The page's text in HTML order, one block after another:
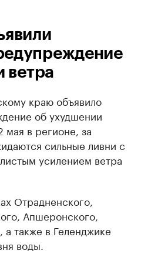
ветра
краю объявило
об ухудшении
в регионе, за
сильные ливни с
усилением ветра
Отрадненского,
Апшеронского,
а также в Геленджике
воды.